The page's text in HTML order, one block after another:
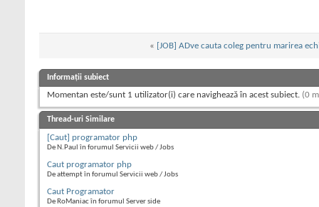
« [JOB] ADve cauta coleg pentru marirea
Informații subiect
Momentan este/sunt 1 utilizator(i) care navighează în acest subiect. (0
Thread-uri Similare
[Caut] programator php
De N.Paul în forumul Servicii web / Jobs
Caut programator php
De attempt în forumul Servicii web / Jobs
Caut Programator
De RoManiac în forumul Server side